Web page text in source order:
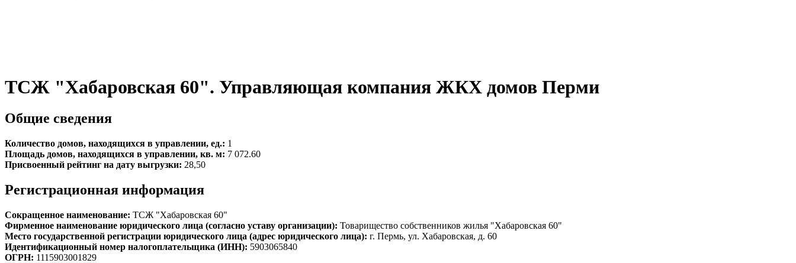
ТСЖ "Хабаровская 60". Управляющая компания ЖКХ домов Перми
Общие сведения
Количество домов, находящихся в управлении, ед.: 1
Площадь домов, находящихся в управлении, кв. м: 7 072.60
Присвоенный рейтинг на дату выгрузки: 28,50
Регистрационная информация
Сокращенное наименование: ТСЖ "Хабаровская 60"
Фирменное наименование юридического лица (согласно уставу организации): Товарищество собственников жилья "Хабаровская 60"
Место государственной регистрации юридического лица (адрес юридического лица): г. Пермь, ул. Хабаровская, д. 60
Идентификационный номер налогоплательщика (ИНН): 5903065840
ОГРН: 1115903001829